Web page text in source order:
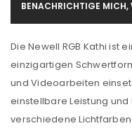
BENACHRICHTIGE MICH,
Die Newell RGB Kathi ist
einzigartigen
und Videoarbeiten
einstellbare Leistung
verschiedene Lichtfarben.